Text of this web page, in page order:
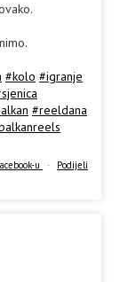
#kolo #igranje
#reeldana
u · Podijeli